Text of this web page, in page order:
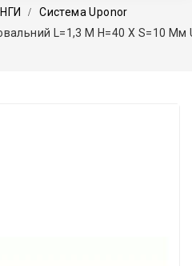
Система Uponor
L=1,3 М H=40 X S=10 Мм